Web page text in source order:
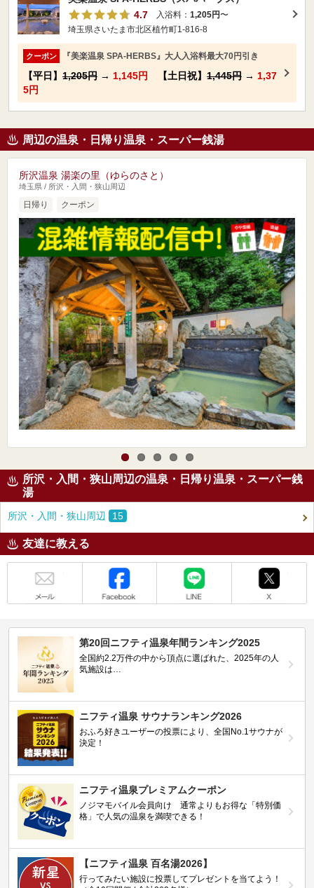
4.7
入浴料： 1,205円〜
埼玉県さいたま市北区植竹町1-816-8
クーポン 『美楽温泉 SPA-HERBS』大人入浴料最大70円引き
【平日】 1,205円 → 1,145円 【土日祝】 1,445円 → 1,37
5円
周辺の温泉・日帰り温泉・スーパー銭湯
所沢温泉 湯楽の里（ゆらのさと）
埼玉県 / 所沢・入間・狭山周辺
日帰り クーポン
所沢・入間・狭山周辺の温泉・日帰り温泉・スーパー銭
湯
所沢・入間・狭山周辺 15
友達に教える
第20回ニフティ温泉年間ランキング2025
全国約2.2万件の中から頂点に選ばれた、2025年の人
気施設は…
ニフティ温泉 サウナランキング2026
おふろ好きユーザーの投票により、全国No.1サウナが
決定！
ニフティ温泉プレミアムクーポン
ノジマモバイル会員向け 通常よりもお得な「特別価
格」で人気の温泉を満喫できる！
【ニフティ温泉 百名湯2026】
行ってみたい施設に投票してプレゼントを当てよう！